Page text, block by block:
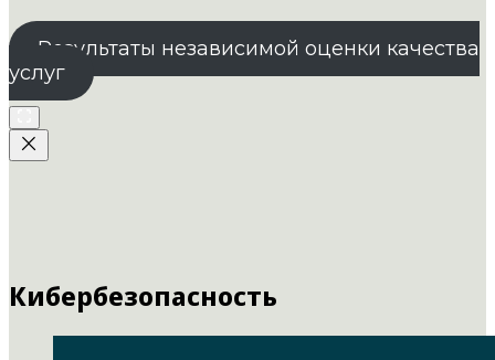
Результаты независимой оценки качества
услуг
Кибербезопасность